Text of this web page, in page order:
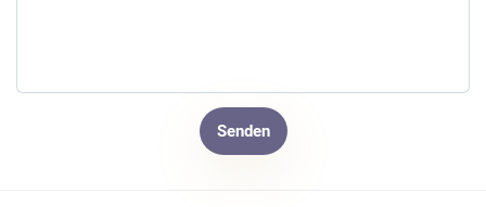
Senden